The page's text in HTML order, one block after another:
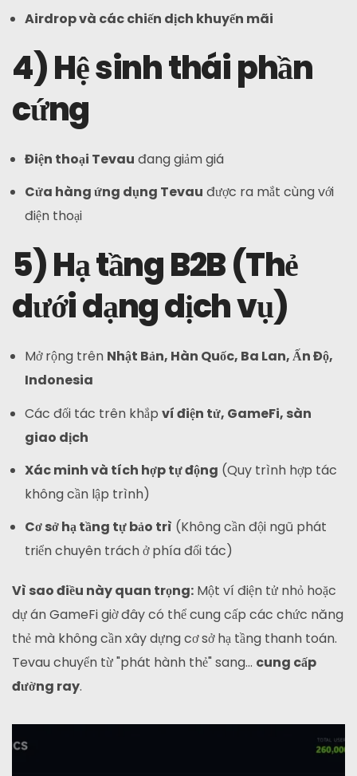
Airdrop và các chiến dịch khuyến mãi
4) Hệ sinh thái phần
cứng
Điện thoại Tevau đang giảm giá
Cửa hàng ứng dụng Tevau được ra mắt cùng với
điện thoại
5) Hạ tầng B2B (Thẻ
dưới dạng dịch vụ)
Mở rộng trên Nhật Bản, Hàn Quốc, Ba Lan, Ấn Độ,
Indonesia
Các đối tác trên khắp ví điện tử, GameFi, sàn
giao dịch
Xác minh và tích hợp tự động (Quy trình hợp tác
không cần lập trình)
Cơ sở hạ tầng tự bảo trì (Không cần đội ngũ phát
triển chuyên trách ở phía đối tác)
Vì sao điều này quan trọng: Một ví điện tử nhỏ hoặc
dự án GameFi giờ đây có thể cung cấp các chức năng
thẻ mà không cần xây dựng cơ sở hạ tầng thanh toán.
Tevau chuyển từ "phát hành thẻ" sang... cung cấp
đường ray.